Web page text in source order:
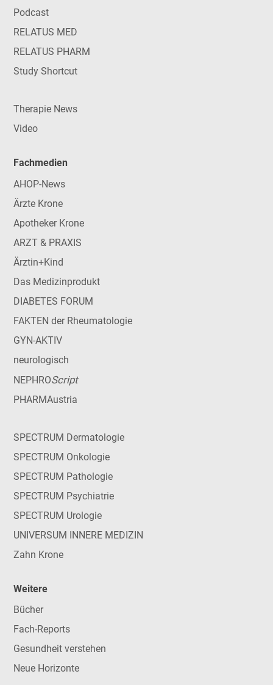
Podcast
RELATUS MED
RELATUS PHARM
Study Shortcut
Therapie News
Video
Fachmedien
AHOP-News
Ärzte Krone
Apotheker Krone
ARZT & PRAXIS
Ärztin+Kind
Das Medizinprodukt
DIABETES FORUM
FAKTEN der Rheumatologie
GYN-AKTIV
neurologisch
NEPHROScript
PHARMAustria
SPECTRUM Dermatologie
SPECTRUM Onkologie
SPECTRUM Pathologie
SPECTRUM Psychiatrie
SPECTRUM Urologie
UNIVERSUM INNERE MEDIZIN
Zahn Krone
Weitere
Bücher
Fach-Reports
Gesundheit verstehen
Neue Horizonte